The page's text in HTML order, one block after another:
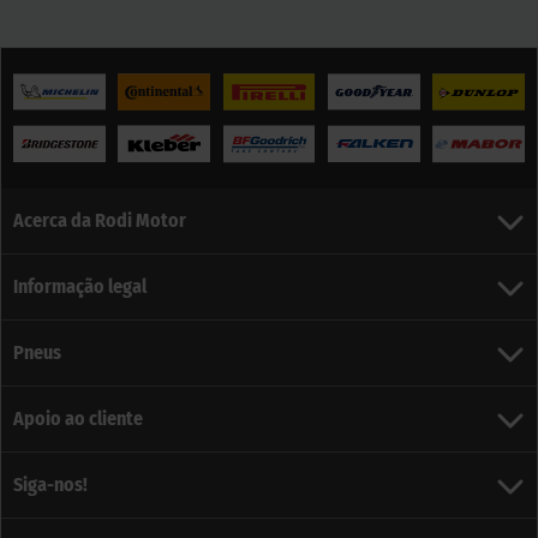
Acerca da Rodi Motor
Informação legal
Pneus
Apoio ao cliente
Siga-nos!